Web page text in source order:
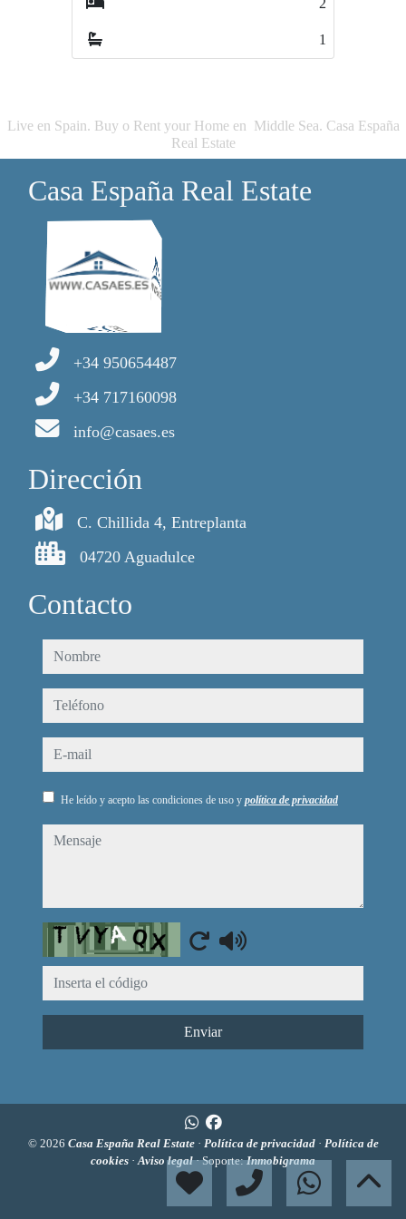
Live en Spain. Buy o Rent your Home en Middle Sea. Casa España
Real Estate
Casa España Real Estate
+34 950654487
+34 717160098
info@casaes.es
Dirección
C. Chillida 4, Entreplanta
04720 Aguadulce
Contacto
nombre
teléfono
e-mail
He leído y acepto las condiciones de uso y política de privacidad
mensaje
Captcha
Enviar
© 2026 Casa España Real Estate · Política de privacidad · Política de
cookies ·Aviso legal· Soporte:Inmobigrama